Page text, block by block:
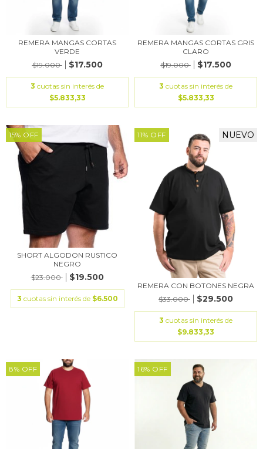
REMERA MANGAS CORTAS
VERDE
$19.000
$17.500
3 cuotas sin interés de
$5.833,33
REMERA MANGAS CORTAS GRIS
CLARO
$19.000
$17.500
3 cuotas sin interés de
$5.833,33
15% OFF
SHORT ALGODON RUSTICO
NEGRO
$23.000
$19.500
3 cuotas sin interés de $6.500
11% OFF NUEVO
REMERA CON BOTONES NEGRA
$33.000
$29.500
3 cuotas sin interés de
$9.833,33
8% OFF 16% OFF